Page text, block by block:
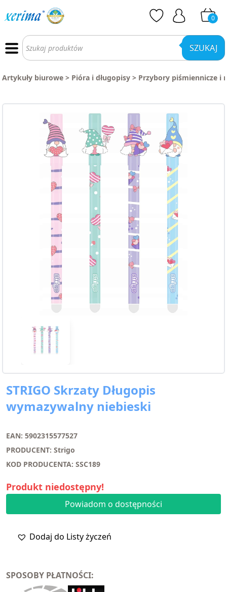
0
Wyszukiwarka
produktów SZUKAJ
Artykuły biurowe > Pióra i długopisy > Przybory piśmiennicze i
STRIGO Skrzaty Długopis
wymazywalny niebieski
EAN: 5902315577527
PRODUCENT: Strigo
KOD PRODUCENTA: SSC189
Produkt niedostępny!
Powiadom o dostępności
Dodaj do Listy życzeń
SPOSOBY PŁATNOŚCI: